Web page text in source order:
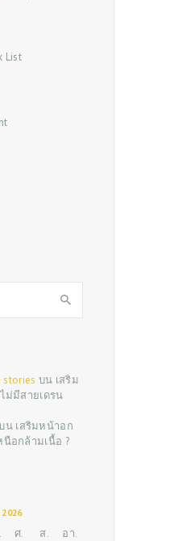
List
stories บน เสริม
ม่มีสายเดรน
น เสริมหน้าอก
นือกล้ามเนื้อ ?
ศ. ส. อา.